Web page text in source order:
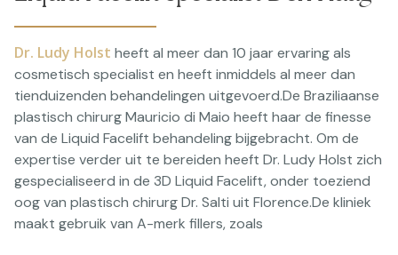
Dr. Ludy Holst heeft al meer dan 10 jaar ervaring als
cosmetisch specialist en heeft inmiddels al meer dan
tienduizenden behandelingen uitgevoerd.De Braziliaanse
plastisch chirurg Mauricio di Maio heeft haar de finesse
van de Liquid Facelift behandeling bijgebracht. Om de
expertise verder uit te bereiden heeft Dr. Ludy Holst zich
gespecialiseerd in de 3D Liquid Facelift, onder toeziend
oog van plastisch chirurg Dr. Salti uit Florence.De kliniek
maakt gebruik van A-merk fillers, zoals